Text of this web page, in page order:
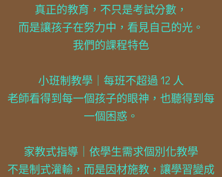
真正的教育，不只是考試分數，
而是讓孩子在努力中，看見自己的光。
我們的課程特色
小班制教學｜每班不超過 12 人
老師看得到每一個孩子的眼神，也聽得到每
一個困惑。
家教式指導｜依學生需求個別化教學
不是制式灌輸，而是因材施教，讓學習變成